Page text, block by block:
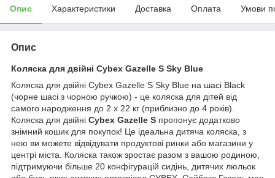
Опис Характеристики Доставка Оплата Умови
Опис
Коляска для двійні Cybex Gazelle S Sky Blue
Коляска для двійні Cybex Gazelle S Sky Blue на шасі Black
(чорне шасі з чорною ручкою) - це коляска для дітей від
самого народження до 2 x 22 кг (приблизно до 4 років).
Коляска для двійні Cybex Gazelle S пропонує додатково
знімний кошик для покупок! Це ідеальна дитяча коляска, з
нею ви можете відвідувати продуктові ринки або магазини у
центрі міста. Коляска також зростає разом з вашою родиною,
підтримуючи більше 20 конфігурацій сидінь, дитячих люльок